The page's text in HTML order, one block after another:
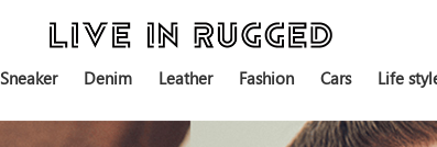
Sneaker Denim Leather Fashion Cars Life